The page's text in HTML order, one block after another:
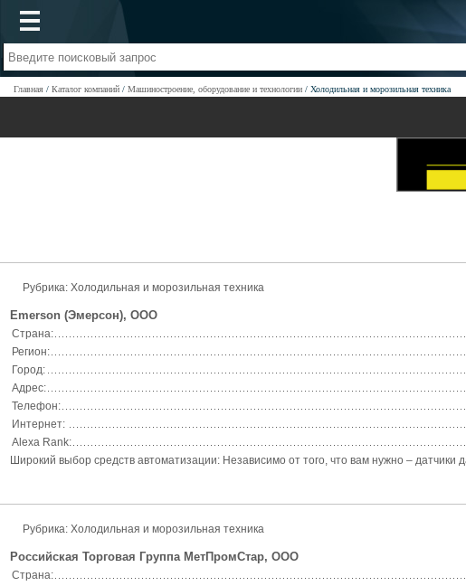
Главная Каталог компаний Машиностроение, оборудование и технологии Холодильная и морозильная техника
Рубрика: Холодильная и морозильная техника
Emerson (Эмерсон), ООО
Страна:
Регион:
Город:
Адрес:
Телефон:
Интернет:
Alexa Rank:
Широкий выбор средств автоматизации: Независимо от того, что вам нужно –
Рубрика: Холодильная и морозильная техника
Российская Торговая Группа МетПромСтар, ООО
Страна: